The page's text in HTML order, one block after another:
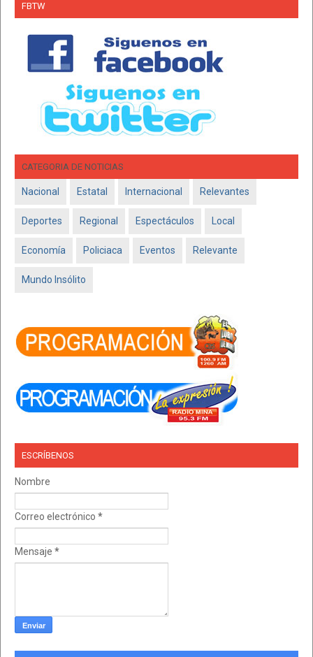
FBTW
CATEGORIA DE NOTICIAS
Nacional Estatal Internacional Relevantes
Deportes Regional Espectáculos Local
Economía Policiaca Eventos Relevante
Mundo Insólito
ESCRÍBENOS
Nombre
Correo electrónico *
Mensaje *